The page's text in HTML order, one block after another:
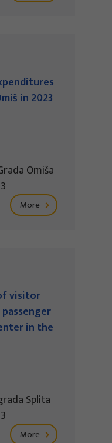
in 2023
Omiša
More
visitor
in the
Splita
More